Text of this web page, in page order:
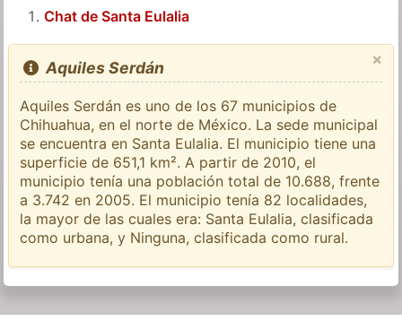
Chat de Santa Eulalia
×
Aquiles Serdán
Aquiles Serdán es uno de los 67 municipios de
Chihuahua, en el norte de México. La sede municipal
se encuentra en Santa Eulalia. El municipio tiene una
superficie de 651,1 km². A partir de 2010, el
municipio tenía una población total de 10.688, frente
a 3.742 en 2005. El municipio tenía 82 localidades,
la mayor de las cuales era: Santa Eulalia, clasificada
como urbana, y Ninguna, clasificada como rural.